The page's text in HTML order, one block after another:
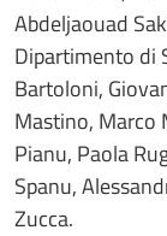
Abdeljaouad
Dipartimento di
Bartoloni,
Mastino, Marco
Pianu, Paola
Spanu,
Zucca.